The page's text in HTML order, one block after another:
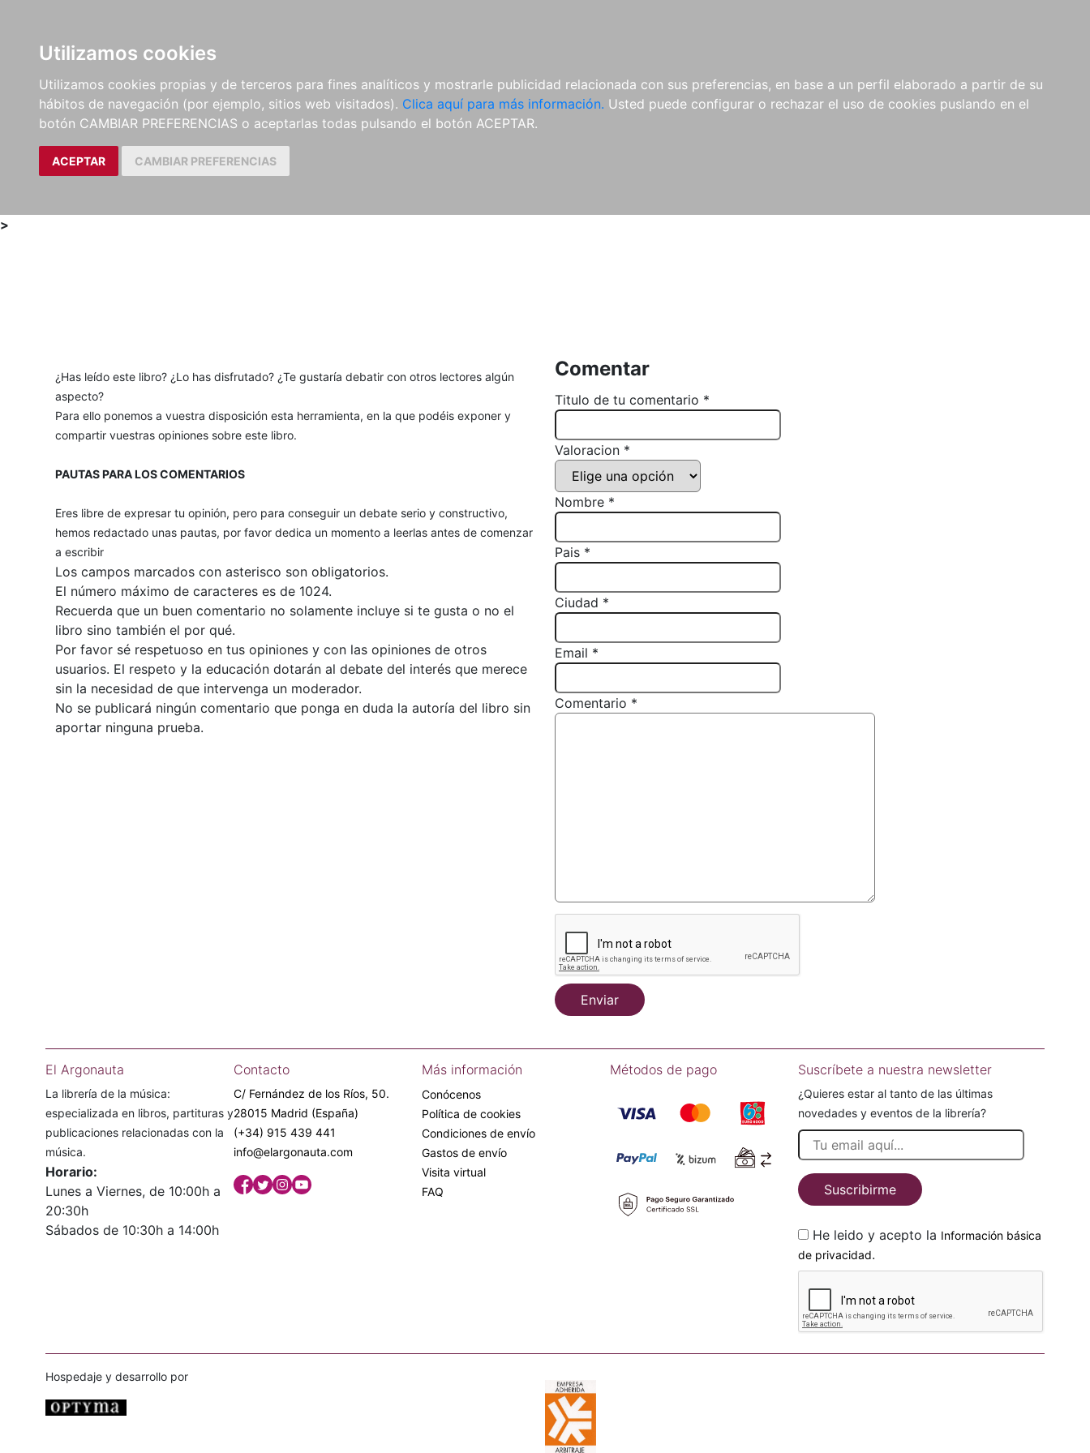
Utilizamos cookies
Utilizamos cookies propias y de terceros para fines analíticos y mostrarle publicidad relacionada con sus preferencias, en base a un perfil elaborado a partir de su
hábitos de navegación (por ejemplo, sitios web visitados). Clica aquí para más información. Usted puede configurar o rechazar el uso de cookies puslando en el
botón CAMBIAR PREFERENCIAS o aceptarlas todas pulsando el botón ACEPTAR.
ACEPTAR CAMBIAR PREFERENCIAS
LIBROS
MÉTODOS Y
EJERCICIOS
PARTITURAS Y EDICIONES
CRÍTICAS
REVISTAS
CDS Y
DVDS
MATERIAL
COMPLEMENTARIO
NOVEDADES NOTICIAS
COMPRAS
INSTITUCIONALES
>
¿Has leído este libro? ¿Lo has disfrutado? ¿Te gustaría debatir con otros lectores algún
aspecto?
Para ello ponemos a vuestra disposición esta herramienta, en la que podéis exponer y
compartir vuestras opiniones sobre este libro.
PAUTAS PARA LOS COMENTARIOS
Eres libre de expresar tu opinión, pero para conseguir un debate serio y constructivo,
hemos redactado unas pautas, por favor dedica un momento a leerlas antes de comenzar
a escribir
Los campos marcados con asterisco son obligatorios.
El número máximo de caracteres es de 1024.
Recuerda que un buen comentario no solamente incluye si te gusta o no el
libro sino también el por qué.
Por favor sé respetuoso en tus opiniones y con las opiniones de otros
usuarios. El respeto y la educación dotarán al debate del interés que merece
sin la necesidad de que intervenga un moderador.
No se publicará ningún comentario que ponga en duda la autoría del libro sin
aportar ninguna prueba.
Comentar
Titulo de tu comentario *
Valoracion *
Nombre *
Pais *
Ciudad *
Email *
Comentario *
Enviar
El Argonauta
La librería de la música:
especializada en libros, partituras y
publicaciones relacionadas con la
música.
Horario:
Lunes a Viernes, de 10:00h a
20:30h
Sábados de 10:30h a 14:00h
Contacto
C/ Fernández de los Ríos, 50.
28015 Madrid (España)
(+34) 915 439 441
info@elargonauta.com
Más información
Conócenos
Política de cookies
Condiciones de envío
Gastos de envío
Visita virtual
FAQ
Métodos de pago Suscríbete a nuestra newsletter
¿Quieres estar al tanto de las últimas
novedades y eventos de la librería?
Suscribirme
He leido y acepto la Información básica
de privacidad.
Hospedaje y desarrollo por